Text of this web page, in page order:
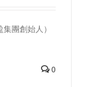
團創始人）
0